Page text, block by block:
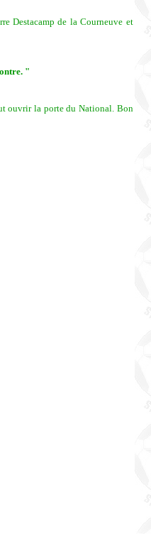
Destacamp de la Courneuve et
"
ouvrir la porte du National. Bon